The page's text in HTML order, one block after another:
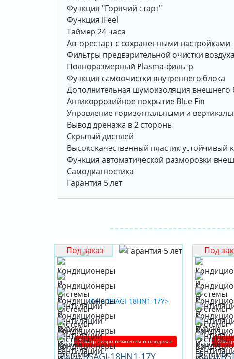
Функция "Горячий старт"
Функция iFeel
Таймер 24 часа
Авторестарт с сохраненными настройками
Фильтры предварительной очистки
Полноразмерный Plasma-фильтр
Функция самоочистки внутреннего блока
Дополнительная шумоизоляция внешнего
Антикоррозийное покрытие Blue Fin
Управление горизонтальными и
Вывод дренажа в 2 стороны
Скрытый дисплей
Высококачественный пластик устойчивый
Функция автоматической разморозки
Самодиагностика
Гарантия 5 лет
Под заказ
Товар скоро появится в продаже
Ballu BSAGI-18HN1-17Y
Под
Ballu